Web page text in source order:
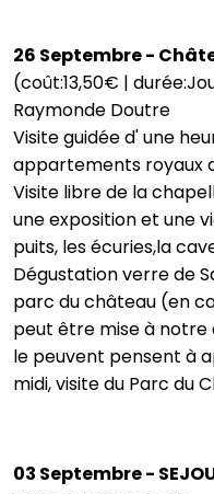
26 Septembre -
(coût:13,50€ |
Raymonde Doutre
Visite guidée d' une
appartements royaux
Visite libre de la
une exposition et une
puits, les écuries,la
Dégustation verre de
parc du château (en
peut être mise à notre
le peuvent pensent à
midi, visite du Parc du
03 Septembre -